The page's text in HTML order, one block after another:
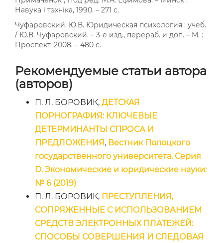
Навука і тэхніка, 1990. – 271 с.
Чуфаровский, Ю.В. Юридическая психология : учеб.
/ Ю.В. Чуфаровский. – 3-е изд., перераб. и доп. – М. :
Проспект, 2008. – 480 с.
Рекомендуемые статьи автора
(авторов)
П. Л. БОРОВИК, ДЕТСКАЯ
ПОРНОГРАФИЯ: КЛЮЧЕВЫЕ
ДЕТЕРМИНАНТЫ СПРОСА И
ПРЕДЛОЖЕНИЯ, Вестник Полоцкого
государственного университета. Серия
D. Экономические и юридические науки:
№ 6 (2019)
П. Л. БОРОВИК, ПРЕСТУПЛЕНИЯ,
СОПРЯЖЕННЫЕ С ИСПОЛЬЗОВАНИЕМ
СРЕДСТВ ЭЛЕКТРОННЫХ ПЛАТЕЖЕЙ:
СПОСОБЫ СОВЕРШЕНИЯ И СЛЕДОВАЯ